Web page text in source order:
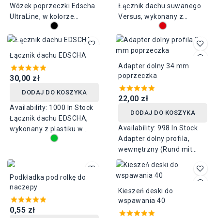
Wózek poprzeczki Edscha
UltraLine, w kolorze
czarnym, o długości 280
mm i szerokości 75 mm,
Łącznik dachu suwanego
Versus, wykonany z
plastiku w kolorze
czerwonym. Dostępny w
pięciu długościach: 400
650 mm i 700 mm
Łącznik dachu EDSCHA
30,00 zł
DODAJ DO KOSZYKA
Availability: 1000 In Stock
Łącznik dachu EDSCHA,
wykonany z plastiku w
kolorze zielonym.
dostępny w dwóch
mm.
Adapter dolny 34 mm
poprzeczka
22,00 zł
DODAJ DO KOSZYKA
Availability: 998 In Stock
Adapter dolny profila,
wewnętrzny (Rund mit
Schlitz/innen vierkant) do
systemów zasłonowych w
naczepach ciężarowych.
Podkładka pod rolkę do
naczepy
0,55 zł
Kieszeń deski do
wspawania 40